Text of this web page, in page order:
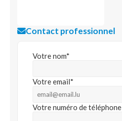
Contact professionnel
Votre nom*
Votre email*
Votre numéro de téléphone